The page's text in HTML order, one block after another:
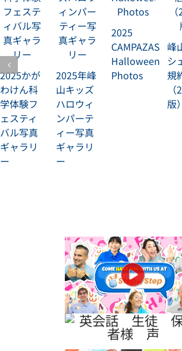
2025かが
わけん科
学体験フ
ェスティ
バル写真
ギャラリ
ー
2025年峰
山キッズ
ハロウィ
ンパーテ
ィー写真
ギャラリ
ー
2025
CAMPAZAS
Halloween
Photos
峰
シ
規
版）